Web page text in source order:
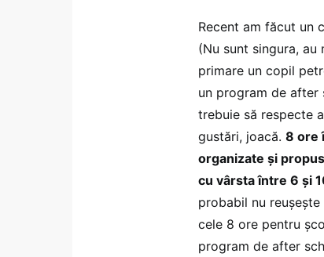
Recent am făcut un
(Nu sunt singura,
primare un copil
un program de
trebuie să respecte
gustări, joacă. 8 ore
organizate şi
cu vârsta între 6 şi
probabil nu
cele 8 ore pentru
program de after